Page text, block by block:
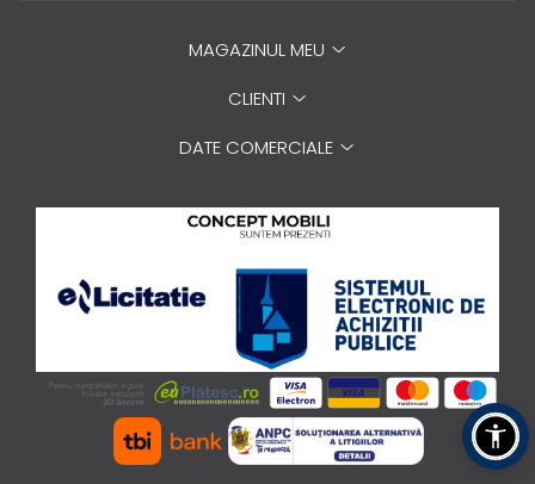
MAGAZINUL MEU
CLIENTI
DATE COMERCIALE